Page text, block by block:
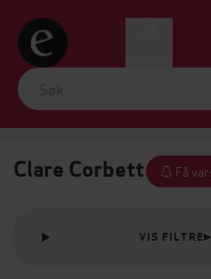
Clare Corbett Få
VIS FILTRE